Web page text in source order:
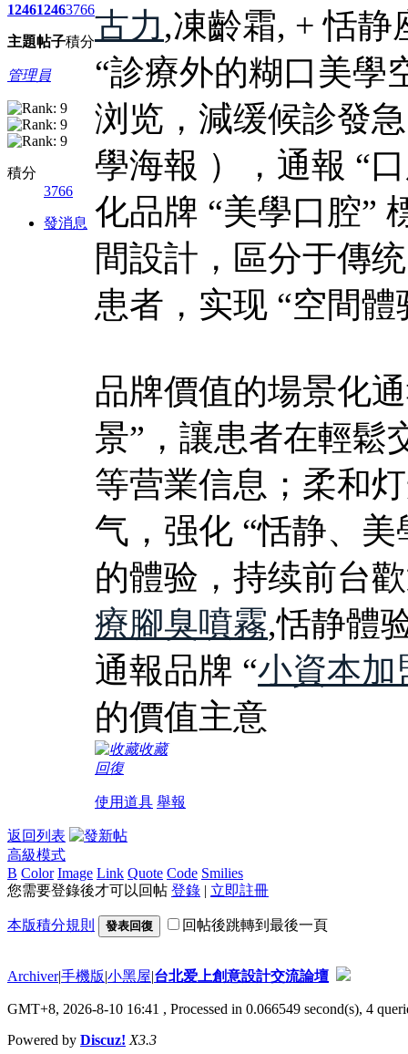
1246
主題
1246
帖子
3766
積分
管理員
積分
3766
發消息
古力,凍齡霜, + 恬静
“診療外的糊口美學
浏览，減缓候診發
學海報 ），通報 “
化品牌 “美學口腔”
間設計，區分于傳
患者，实现 “空間
品牌價值的場景化
景”，讓患者在輕鬆
等营業信息；柔和
气，强化 “恬静、
的體验，持续前台
療腳臭噴霧,恬静體
通報品牌 “小資本加
的價值主意
收藏
回復
使用道具 舉報
返回列表
高級模式
B Color Image Link Quote Code Smilies
您需要登錄後才可以回帖 登錄 | 立即註冊
本版積分規則 發表回復 回帖後跳轉到最後一頁
Archiver|手機版|小黑屋|台北爱上創意設計交流論壇
GMT+8, 2026-8-10 16:41 , Processed in 0.066549 second(s), 4
Powered by Discuz! X3.3